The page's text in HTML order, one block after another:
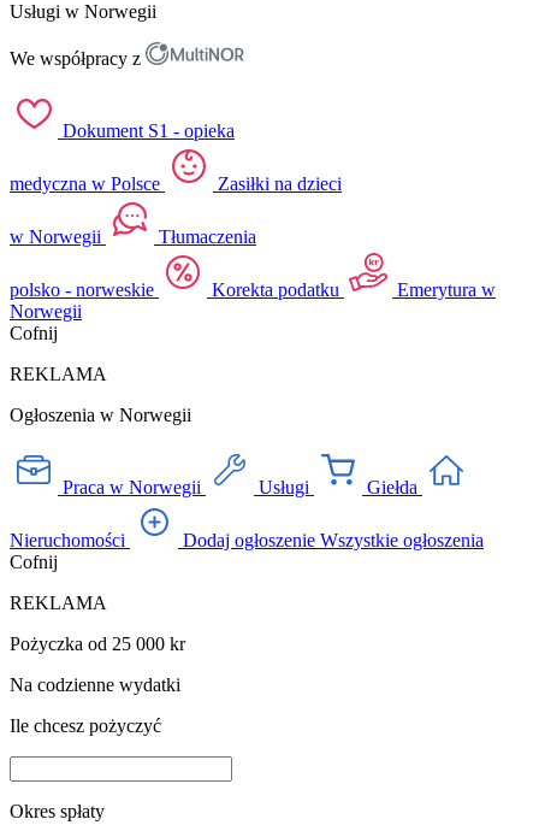
Usługi w Norwegii
We współpracy z
Dokument S1 - opieka
medyczna w Polsce Zasiłki na dzieci
w Norwegii Tłumaczenia
polsko - norweskie Korekta podatku
Emerytura w
Norwegii
Cofnij
REKLAMA
Ogłoszenia w Norwegii
Praca w Norwegii Usługi Giełda
Nieruchomości Dodaj ogłoszenie Wszystkie ogłoszenia
Cofnij
REKLAMA
Pożyczka od 25 000 kr
Na codzienne wydatki
Ile chcesz pożyczyć
Okres spłaty